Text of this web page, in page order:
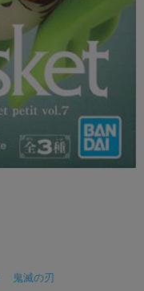
鬼滅の刃